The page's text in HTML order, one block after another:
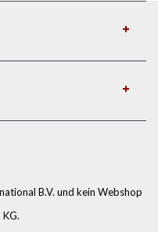
B.V. und kein Webshop